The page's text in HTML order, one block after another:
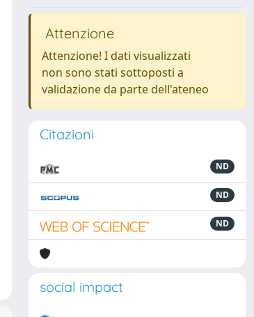
Attenzione
Attenzione! I dati visualizzati
non sono stati sottoposti a
validazione da parte dell'ateneo
Citazioni
ND
ND
ND
social impact